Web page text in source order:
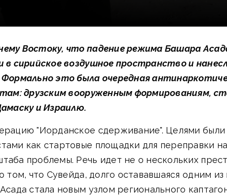
Востоку, что падение режима Башара
в сирийское воздушное пространство и
это была очередная
друзским вооруженным формированиям,
и Израилю.
"Иорданское сдерживание". Целями были
как стартовые площадки для переправки
проблемы. Речь идет не о нескольких
том, что Сувейда, долго остававшаяся одним
стала новым узлом регионального